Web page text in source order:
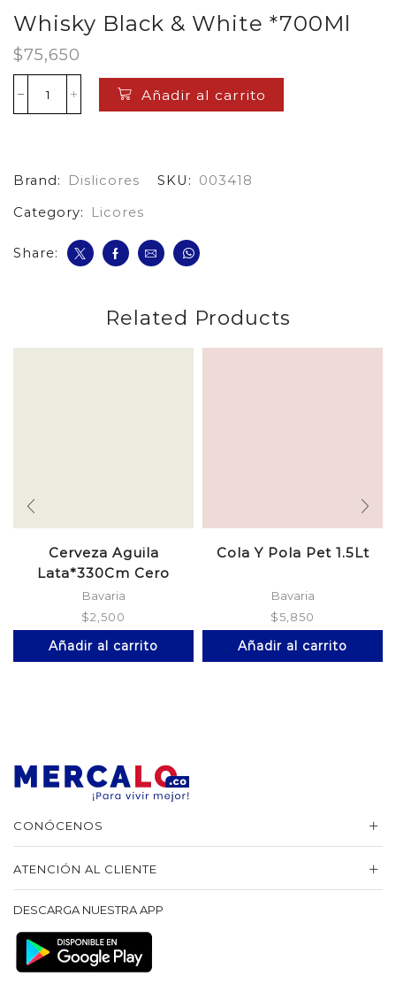
Whisky Black & White *700Ml
$75,650
Whisky
Black
cantidad
Añadir al carrito
Brand: Dislicores SKU:
003418
Category:
Licores
Share:
Related Products
Cerveza Aguila
Lata*330Cm Cero
Bavaria
$2,500
Añadir al carrito
Cola Y Pola Pet 1.5Lt
Bavaria
$5,850
Añadir al carrito
CONÓCENOS
ATENCIÓN AL CLIENTE
DESCARGA NUESTRA APP